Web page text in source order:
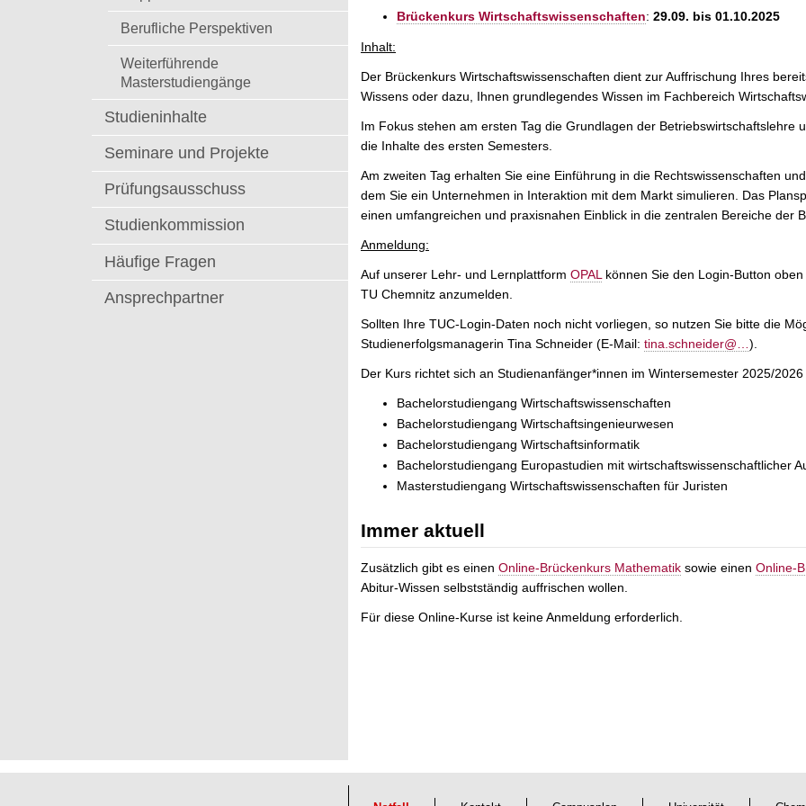
Berufliche Perspektiven
Weiterführende
Masterstudiengänge
Studieninhalte
Seminare und Projekte
Prüfungsausschuss
Studienkommission
Häufige Fragen
Ansprechpartner
Brückenkurs Wirtschaftswissenschaften: 29.09. bis 01.10.2025
Inhalt:
Der Brückenkurs Wirtschaftswissenschaften dient zur Auffrischung Ihres
Wissens oder dazu, Ihnen grundlegendes Wissen im Fachbereich
Im Fokus stehen am ersten Tag die Grundlagen der Betriebswirtschaftslehre
die Inhalte des ersten Semesters.
Am zweiten Tag erhalten Sie eine Einführung in die Rechtswissenschaften
dem Sie ein Unternehmen in Interaktion mit dem Markt simulieren. Das
einen umfangreichen und praxisnahen Einblick in die zentralen Bereiche der
Anmeldung:
Auf unserer Lehr- und Lernplattform OPAL können Sie den Login-Button
TU Chemnitz anzumelden.
Sollten Ihre TUC-Login-Daten noch nicht vorliegen, so nutzen Sie bitte die
Studienerfolgsmanagerin Tina Schneider (E-Mail: tina.schneider@… ).
Der Kurs richtet sich an Studienanfänger*innen im Wintersemester 2025/
Bachelorstudiengang Wirtschaftswissenschaften
Bachelorstudiengang Wirtschaftsingenieurwesen
Bachelorstudiengang Wirtschaftsinformatik
Bachelorstudiengang Europastudien mit wirtschaftswissenschaftlicher
Masterstudiengang Wirtschaftswissenschaften für Juristen
Immer aktuell
Zusätzlich gibt es einen Online-Brückenkurs Mathematik sowie einen Online-
Abitur-Wissen selbstständig auffrischen wollen.
Für diese Online-Kurse ist keine Anmeldung erforderlich.